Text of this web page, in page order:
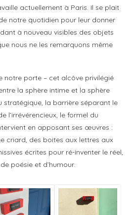
actuellement à Paris. Il se plait
notre quotidien pour leur donner
à nouveau visibles des objets
nous ne les remarquons même
notre porte – cet alcôve privilégié
la sphère intime et la sphère
stratégique, la barrière séparant le
l’irrévérencieux, le formel du
en apposant ses œuvres :
criard, des boites aux lettres aux
écrites pour ré-inventer le réel,
poésie et d’humour.